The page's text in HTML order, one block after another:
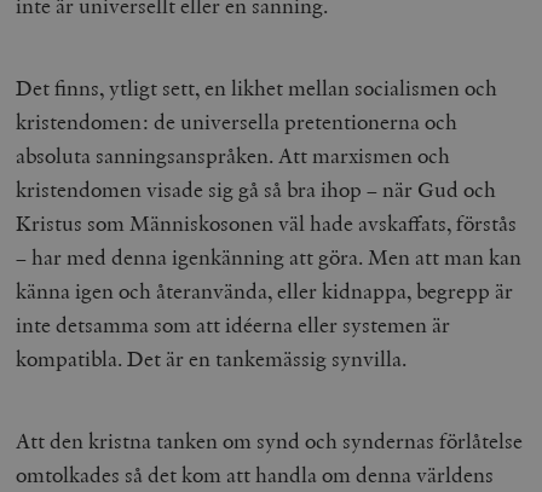
Det finns, ytligt sett, en likhet mellan socialismen och
kristendomen: de universella pretentionerna och
absoluta sanningsanspråken. Att marxismen och
kristendomen visade sig gå så bra ihop – när Gud och
Kristus som Människosonen väl hade avskaffats, förstås
– har med denna igenkänning att göra. Men att man kan
känna igen och återanvända, eller kidnappa, begrepp är
inte detsamma som att idéerna eller systemen är
kompatibla. Det är en tankemässig synvilla.
Att den kristna tanken om synd och syndernas förlåtelse
omtolkades så det kom att handla om denna världens